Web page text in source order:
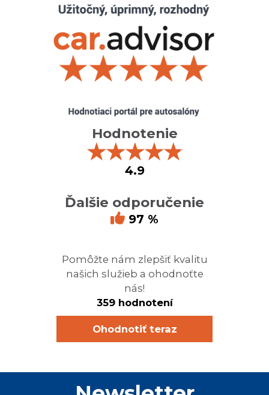
Hodnotenie
★★★★★
4.9
Ďalšie odporučenie
97 %
Pomôžte nám zlepšiť kvalitu
našich služieb a ohodnoťte
nás!
359 hodnotení
Ohodnotiť teraz